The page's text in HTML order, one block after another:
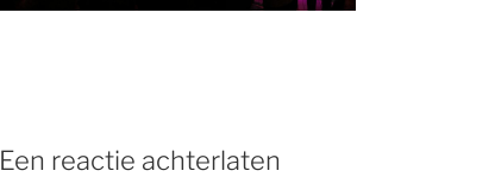
Een reactie achterlaten